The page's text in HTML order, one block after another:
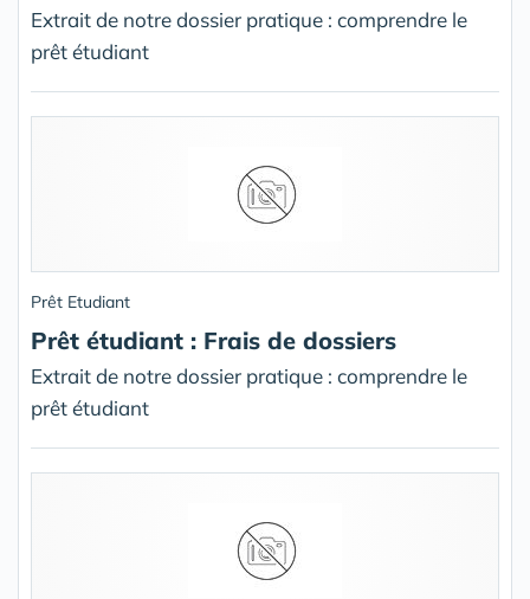
Extrait de notre dossier pratique : comprendre le
prêt étudiant
Prêt Etudiant
Prêt étudiant : Frais de dossiers
Extrait de notre dossier pratique : comprendre le
prêt étudiant